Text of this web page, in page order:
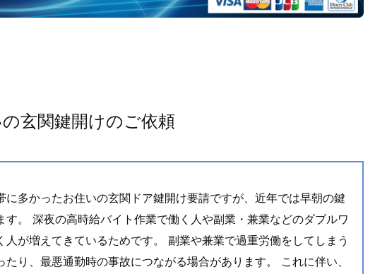
玄関鍵開けのご依頼
に多かったお住いの玄関ドア鍵開け要請ですが、近年では早朝の鍵
す。 深夜の高時給バイト作業で働く人や副業・兼業などのダブルワ
人が増えてきているためです。 副業や兼業で過重労働をしてしまう
たり、最悪通勤時の事故につながる場合があります。 これに伴い、